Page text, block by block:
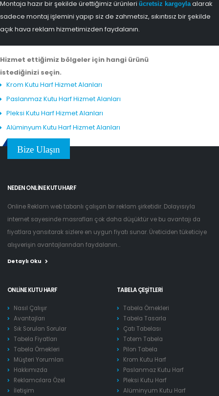
Montaja hazır bir şekilde ürettiğimiz ürünleri ücretsiz kargoylaalarak
sadece montaj işlemini yapıp siz de zahmetsiz, sıkıntısız bir şekilde
açık hava reklam hizmetimizden faydalanın.
Hizmet ettiğimiz bölgeler için hangi ürünü
istediğinizi seçin.
Krom Kutu Harf Hizmet Alanları
Paslanmaz Kutu Harf Hizmet Alanları
Pleksi Kutu Harf Hizmet Alanları
Alüminyum Kutu Harf Hizmet Alanları
Bize Ulaşın
NEDEN ONLINE KUTU HARF
Online Reklam web tabanlı çalışan bir reklam şirketidir. Dolayısıyla
internet sayesinde masrafları çok daha düşüktür ve bu avantajı da
fiyatlara yansıtarak sizlere en uygun fiyatı sunar. Üreticiden tüketiciye
alışverişin avantajlarından faydalanın...
Detaylı Oku
ONLINE KUTU HARF
Nasıl Çalışır
Avantajları
Sık Sorulan Sorular
Tabela Fiyatları
Tabela Örnekleri
Müşteri Yorumları
Hakkımızda
Reklamcılara Özel
İletişim
TABELA ÇEŞITLERI
Tabela Örnekleri
Tabela Tasarla
Çatı Tabelası
Totem Tabela
Pilon Tabela
Krom Kutu Harf
Paslanmaz Kutu Harf
Pleksi Kutu Harf
Alüminyum Kutu Harf